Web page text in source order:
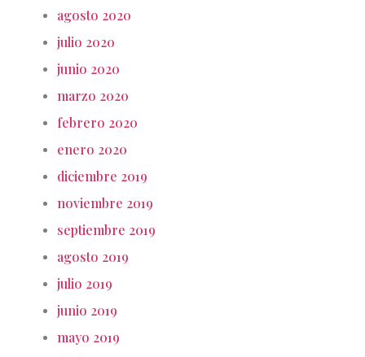
agosto 2020
julio 2020
junio 2020
marzo 2020
febrero 2020
enero 2020
diciembre 2019
noviembre 2019
septiembre 2019
agosto 2019
julio 2019
junio 2019
mayo 2019